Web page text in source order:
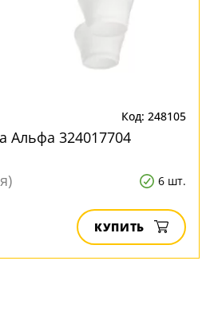
Код: 248105
Альфа 324017704
6 шт.
КУПИТЬ